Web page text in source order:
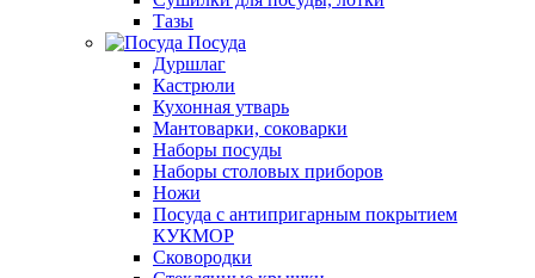
Тазы
Посуда
Дуршлаг
Кастрюли
Кухонная утварь
Мантоварки, соковарки
Наборы посуды
Наборы столовых приборов
Ножи
Посуда с антипригарным покрытием
КУКМОР
Сковородки